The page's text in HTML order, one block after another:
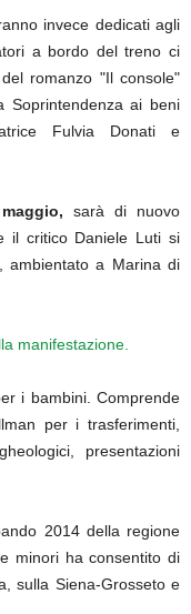
invece dedicati agli
a bordo del treno ci
romanzo "Il console"
Soprintendenza ai beni
Fulvia Donati e
sarà di nuovo
il critico Daniele Luti si
ambientato a Marina di
manifestazione.
i bambini. Comprende
per i trasferimenti,
presentazioni
2014 della regione
minori ha consentito di
sulla Siena-Grosseto e